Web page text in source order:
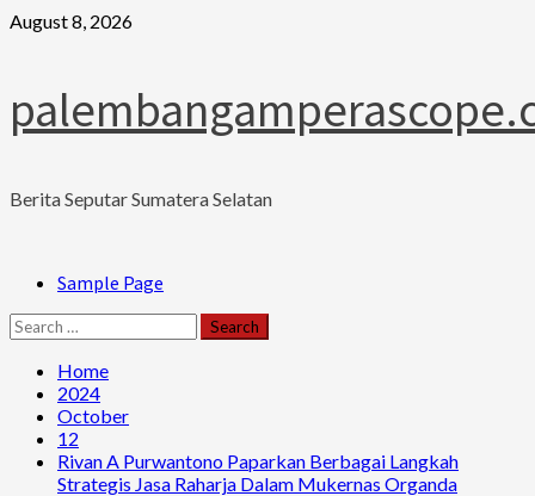
Skip
August 8, 2026
Berita Seputar Sumatera Selatan
PrimarySample Page
Search
for:
Home
2024
October
12
Rivan A Purwantono Paparkan Berbagai Langkah
Strategis Jasa Raharja Dalam Mukernas Organda